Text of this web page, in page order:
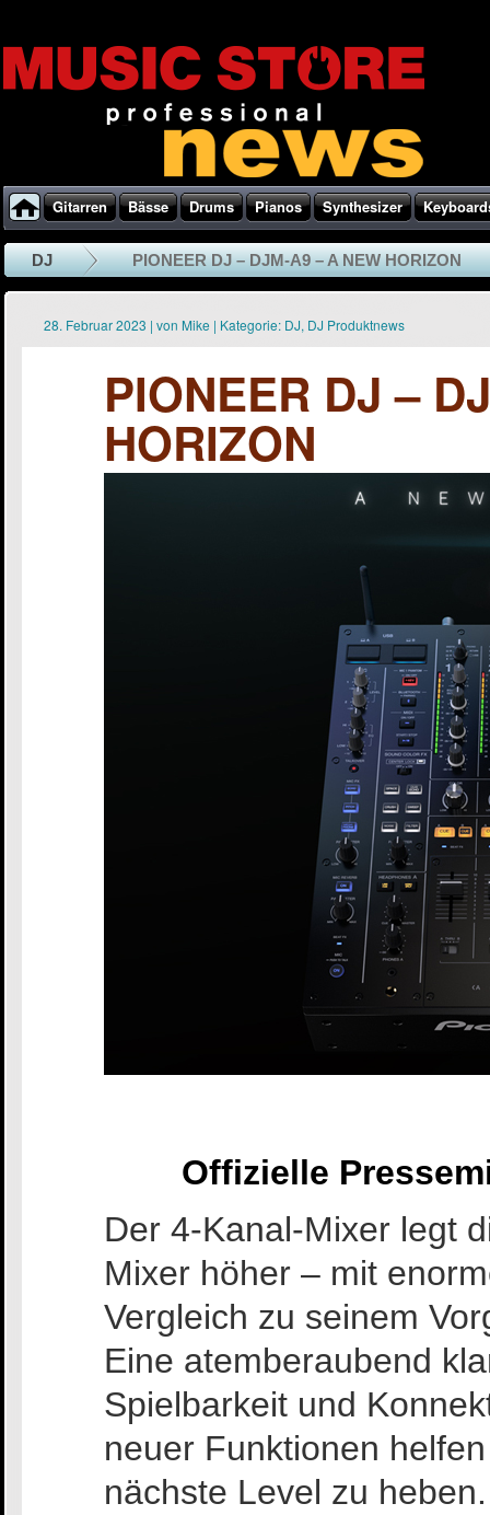
Gitarren Bässe Drums Pianos Synthesizer
DJ PIONEER DJ – DJM-A9 – A NEW HORIZON
28. Februar 2023 | von Mike | Kategorie: DJ, DJ Produktnews
PIONEER DJ –
HORIZON
Offizielle
Der 4-Kanal-Mixer legt
Mixer höher – mit
Vergleich zu seinem
Eine atemberaubend
Spielbarkeit und
neuer Funktionen
nächste Level zu